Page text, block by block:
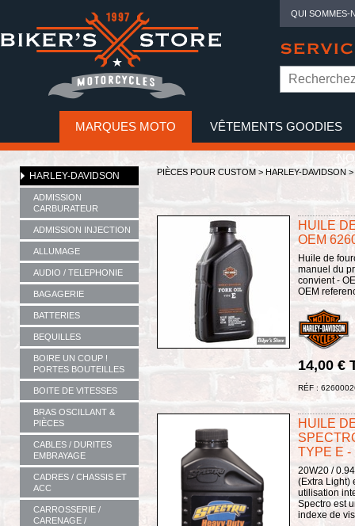
QUI SOMMES-
MARQUES MOTO VÊTEMENTS GOODIES
HARLEY-DAVIDSON
ADMISSION
CARBURATEUR
ADMISSION INJECTION
ALLUMAGE
AUDIO / TELEPHONIE
BAGAGERIE
BATTERIES
BEQUILLES
BOIRE UN COUP !
PORTES BOUTEILLES
BOITE DE VITESSES
BRAS OSCILLANT &
PIÈCES
CABLES / DURITES
EMBRAYAGE
CADRES / CHASSIS ET
ACC
CARROSSERIE /
CARENAGE /
PIÈCES POUR CUSTOM > HARLEY-DAVIDSON >
HUILE
OEM
Huile de
manuel du
convient -
OEM
14,00 €
RÉF :
HUILE
TYPE E -
20W20 /
(Extra Light)
utilisation
Spectro est
indexe de